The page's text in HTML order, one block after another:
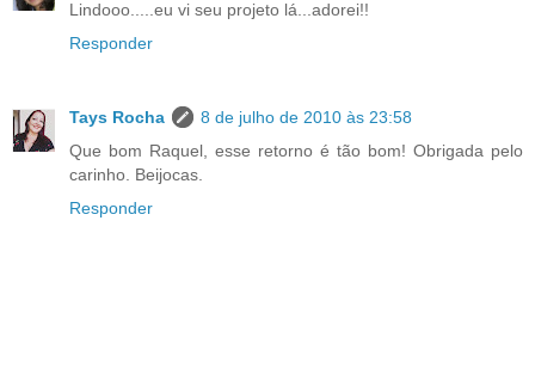
Lindooo.....eu vi seu projeto lá...adorei!!
Responder
Tays Rocha
8 de julho de 2010 às 23:58
Que bom Raquel, esse retorno é tão bom! Obrigada pelo
carinho. Beijocas.
Responder